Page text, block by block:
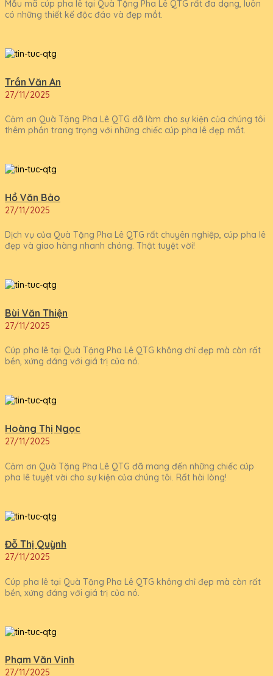
Mẫu mã cúp pha lê tại Quà Tặng Pha Lê QTG rất đa dạng, luôn
có những thiết kế độc đáo và đẹp mắt.
Trần Văn An
27/11/2025
Cảm ơn Quà Tặng Pha Lê QTG đã làm cho sự kiện của chúng tôi
thêm phần trang trọng với những chiếc cúp pha lê đẹp mắt.
Hồ Văn Bảo
27/11/2025
Dịch vụ của Quà Tặng Pha Lê QTG rất chuyên nghiệp, cúp pha lê
đẹp và giao hàng nhanh chóng. Thật tuyệt vời!
Bùi Văn Thiện
27/11/2025
Cúp pha lê tại Quà Tặng Pha Lê QTG không chỉ đẹp mà còn rất
bền, xứng đáng với giá trị của nó.
Hoàng Thị Ngọc
27/11/2025
Cảm ơn Quà Tặng Pha Lê QTG đã mang đến những chiếc cúp
pha lê tuyệt vời cho sự kiện của chúng tôi. Rất hài lòng!
Đỗ Thị Quỳnh
27/11/2025
Cúp pha lê tại Quà Tặng Pha Lê QTG không chỉ đẹp mà còn rất
bền, xứng đáng với giá trị của nó.
Phạm Văn Vinh
27/11/2025